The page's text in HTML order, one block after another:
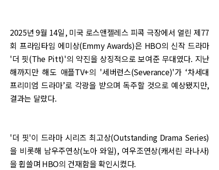
2025년 9월 14일, 미국 로스앤젤레스 피콕 극장에서 열린 제77
회 프라임타임 에미상(Emmy Awards)은 HBO의 신작 드라마
'더 핏(The Pitt)'의 약진을 상징적으로 보여준 무대였다. 지난
해까지만 해도 애플TV+의 '세버런스(Severance)'가 ‘차세대
프리미엄 드라마’로 각광을 받으며 독주할 것으로 예상됐지만,
결과는 달랐다.
'더 핏'이 드라마 시리즈 최고상(Outstanding Drama Series)
을 비롯해 남우주연상(노아 와일), 여우조연상(캐서린 라나사)
을 휩쓸며 HBO의 건재함을 확인시켰다.